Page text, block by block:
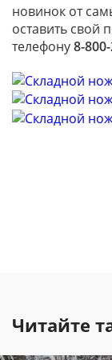
новинок от
оставить свой
телефону8-
Читайте